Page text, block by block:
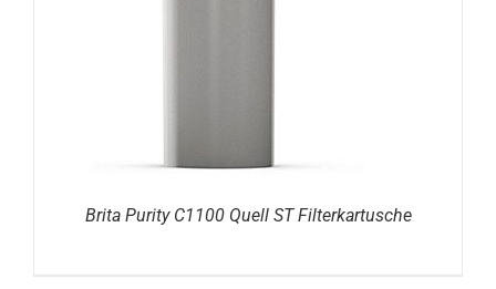
Brita Purity C1100 Quell ST Filterkartusche